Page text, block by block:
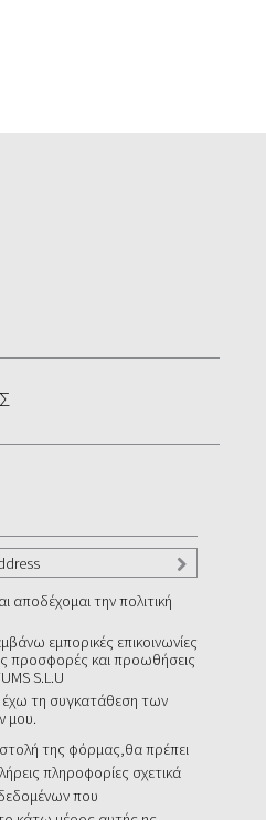
αποδέχομαι την πολιτική
εμπορικές επικοινωνίες
προσφορές και προωθήσεις
S.L.U
έχω τη συγκατάθεση των
μου.
της φόρμας,θα πρέπει
πληροφορίες σχετικά
που